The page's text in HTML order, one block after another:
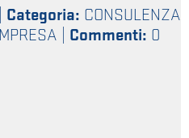
Categoria: CONSULENZA
Commenti: 0